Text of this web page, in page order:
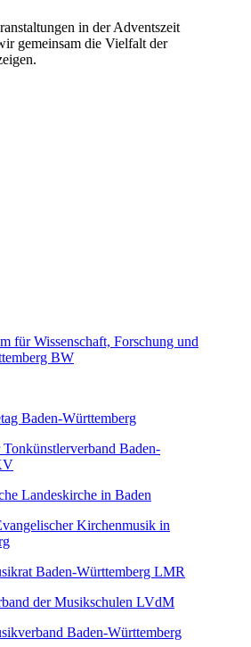
in der Adventszeit
gemeinsam die Vielfalt der